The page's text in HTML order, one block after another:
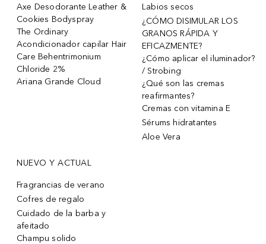
Axe Desodorante Leather &
Cookies Bodyspray
The Ordinary
Acondicionador capilar Hair
Care Behentrimonium
Chloride 2%
Ariana Grande Cloud
Labios secos
¿CÓMO DISIMULAR LOS
GRANOS RÁPIDA Y
EFICAZMENTE?
¿Cómo aplicar el iluminador?
/ Strobing
¿Qué son las cremas
reafirmantes?
Cremas con vitamina E
Sérums hidratantes
Aloe Vera
NUEVO Y ACTUAL
Fragrancias de verano
Cofres de regalo
Cuidado de la barba y
afeitado
Champu solido